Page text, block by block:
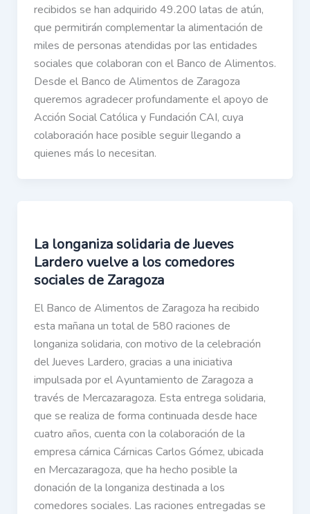
recibidos se han adquirido 49.200 latas de atún,
que permitirán complementar la alimentación de
miles de personas atendidas por las entidades
sociales que colaboran con el Banco de Alimentos.
Desde el Banco de Alimentos de Zaragoza
queremos agradecer profundamente el apoyo de
Acción Social Católica y Fundación CAI, cuya
colaboración hace posible seguir llegando a
quienes más lo necesitan.
La longaniza solidaria de Jueves
Lardero vuelve a los comedores
sociales de Zaragoza
El Banco de Alimentos de Zaragoza ha recibido
esta mañana un total de 580 raciones de
longaniza solidaria, con motivo de la celebración
del Jueves Lardero, gracias a una iniciativa
impulsada por el Ayuntamiento de Zaragoza a
través de Mercazaragoza. Esta entrega solidaria,
que se realiza de forma continuada desde hace
cuatro años, cuenta con la colaboración de la
empresa cárnica Cárnicas Carlos Gómez, ubicada
en Mercazaragoza, que ha hecho posible la
donación de la longaniza destinada a los
comedores sociales. Las raciones entregadas se